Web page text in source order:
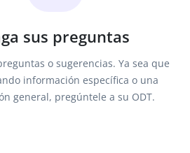
sus preguntas
o sugerencias. Ya sea que
información específica o una
general, pregúntele a su ODT.